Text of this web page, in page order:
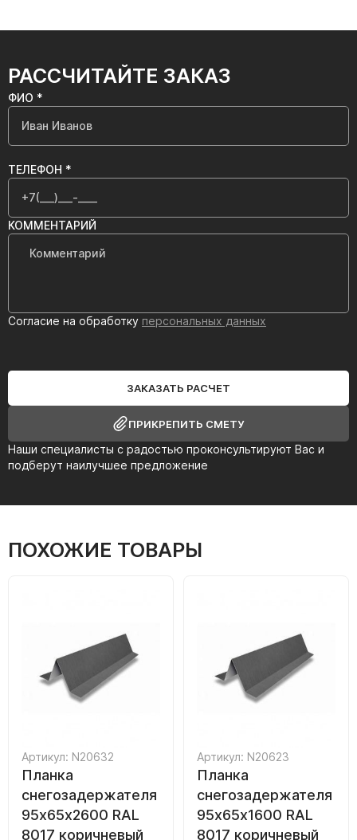
РАССЧИТАЙТЕ ЗАКАЗ
Наши специалисты с радостью проконсультируют Вас и
подберут наилучшее предложение
ФИО *
ТЕЛЕФОН *
КОММЕНТАРИЙ
Согласие на обработку персональных данных
ЗАКАЗАТЬ РАСЧЕТ
ПРИКРЕПИТЬ СМЕТУ
ПОХОЖИЕ ТОВАРЫ
Артикул: N20632
Планка
снегозадержателя
95х65х2600 RAL
8017 коричневый
Артикул: N20623
Планка
снегозадержателя
95х65х1600 RAL
8017 коричневый